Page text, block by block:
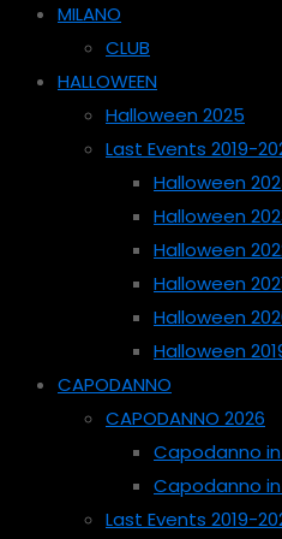
MILANO
CLUB
HALLOWEEN
Halloween 2025
Last Events 2019-
Halloween
Halloween
Halloween
Halloween
Halloween
Halloween
CAPODANNO
CAPODANNO 2026
Capodanno
Capodanno
Last Events 2019-